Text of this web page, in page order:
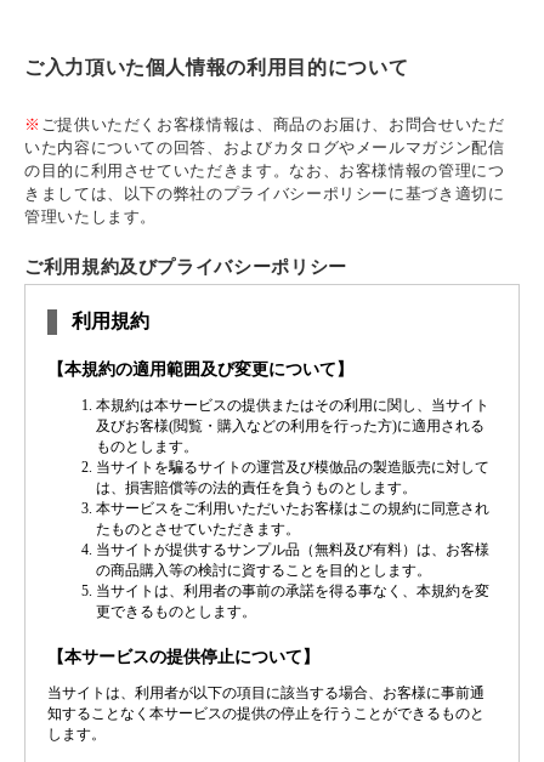
ご入力頂いた個人情報の利用目的について
※ ご提供いただくお客様情報は、商品のお届け、お問合せいただ
いた内容についての回答、およびカタログやメールマガジン配信
の目的に利用させていただきます。なお、お客様情報の管理につ
きましては、以下の弊社のプライバシーポリシーに基づき適切に
管理いたします。
ご利用規約及びプライバシーポリシー